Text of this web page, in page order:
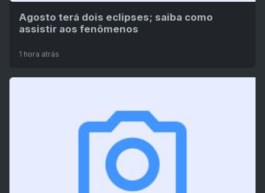
Agosto terá dois eclipses; saiba como
assistir aos fenômenos
1 hora atrás